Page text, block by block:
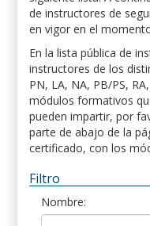
de instructores de
en vigor en el
En la lista pública de
instructores de los
PN, LA, NA, PB/PS,
módulos formativos
pueden impartir, por
parte de abajo de la
certificado, con los
Filtro
Nombre: